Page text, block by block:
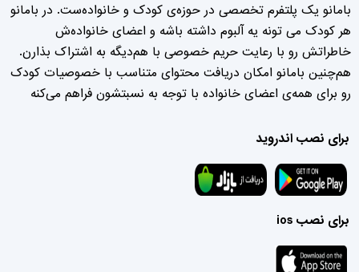
بامانو یک پلتفرم تخصصی در حوزه‌ی کودک و خانواده‌ست. در بامانو
هر کودک می تونه یه آلبوم داشته باشه و اعضای خانواده‌ش
خاطراتش رو با رعایت حریم خصوصی با هم‌دیگه به اشتراک بذارن.
هم‌چنین بامانو امکان دریافت محتوای متناسب با خصوصیات کودک
رو برای همه‌ی اعضای خانواده با توجه به نسبتشون فراهم می‌کنه
برای نصب اندروید
برای نصب ios